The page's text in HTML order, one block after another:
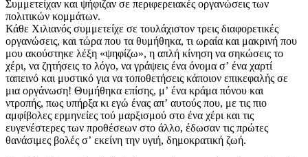
Συμμετείχαν και ψήφιζαν σε περιφερειακές οργανώσεις των
πολιτικών κομμάτων.
Κάθε Χιλιανός συμμετείχε σε τουλάχιστον τρεις διαφορετικές
οργανώσεις, και τώρα που τα θυμήθηκα, τι ωραία και μακρινή που
μου ακούστηκε λέξη «ψηφίζω», η απλή κίνηση να σηκώσεις το
χέρι, να ζητήσεις το λόγο, να γράψεις ένα όνομα σʼ ένα χαρτί
ταπεινό και μυστικό για να τοποθετήσεις κάποιον επικεφαλής σε
μια οργάνωση! Θυμήθηκα επίσης, μʼ ένα κράμα πόνου και
ντροπής, πως υπήρξα κι εγώ ένας απʼ αυτούς που, με τις πιο
αμφίβολες ερμηνείες τού μαρξισμού στο ένα χέρι και τις
ευγενέστερες των προθέσεων στο άλλο, έδωσαν τις πρώτες
θανάσιμες βολές σʼ εκείνη την υγιή, δημοκρατική ζωή.